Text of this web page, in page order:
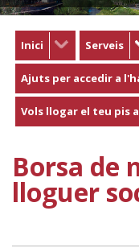
Inici Serveis
Ajuts per accedir a
Vols llogar el teu pis
Borsa de
lloguer